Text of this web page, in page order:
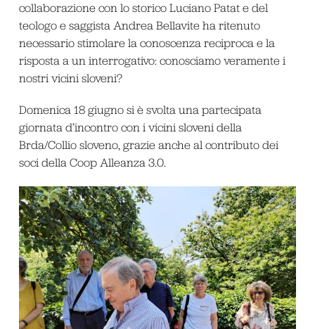
collaborazione con lo storico Luciano Patat e del
teologo e saggista Andrea Bellavite ha ritenuto
necessario stimolare la conoscenza reciproca e la
risposta a un interrogativo: conosciamo veramente i
nostri vicini sloveni?
Domenica 18 giugno si è svolta una partecipata
giornata d’incontro con i vicini sloveni della
Brda/Collio sloveno, grazie anche al contributo dei
soci della Coop Alleanza 3.0.